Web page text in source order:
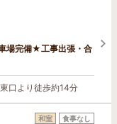
場完備★工事出張・合
口より徒歩約14分
和室 食事なし